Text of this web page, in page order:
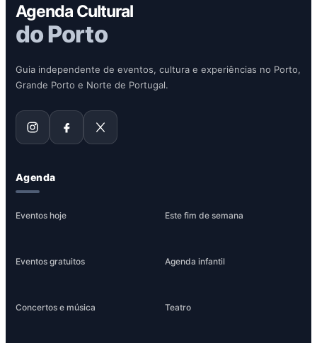
Agenda Cultural
do Porto
Guia independente de eventos, cultura e experiências no Porto,
Grande Porto e Norte de Portugal.
Agenda
Eventos hoje Este fim de semana
Eventos gratuitos Agenda infantil
Concertos e música Teatro